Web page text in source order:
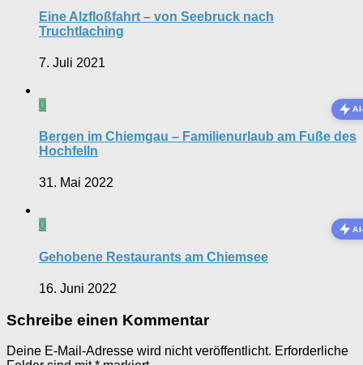
Eine Alzfloßfahrt – von Seebruck nach
Truchtlaching
7. Juli 2021
0
Bergen im Chiemgau – Familienurlaub am Fuße des
Hochfelln
31. Mai 2022
0
Gehobene Restaurants am Chiemsee
16. Juni 2022
Schreibe einen Kommentar
Deine E-Mail-Adresse wird nicht veröffentlicht. Erforderliche